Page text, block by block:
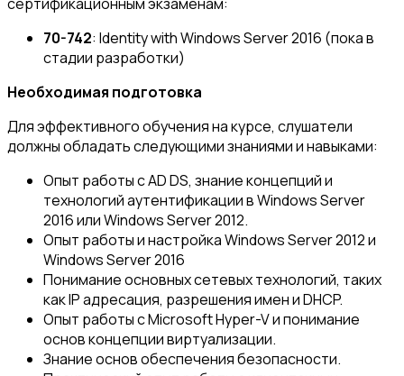
70-742: Identity with Windows Server 2016 (пока в
стадии разработки)
Необходимая подготовка
Для эффективного обучения на курсе, слушатели
должны обладать следующими знаниями и навыками:
Опыт работы с AD DS, знание концепций и
технологий аутентификации в Windows Server
2016 или Windows Server 2012.
Опыт работы и настройка Windows Server 2012 и
Windows Server 2016
Понимание основных сетевых технологий, таких
как IP адресация, разрешения имен и DHCP.
Опыт работы с Microsoft Hyper-V и понимание
основ концепции виртуализации.
Знание основ обеспечения безопасности.